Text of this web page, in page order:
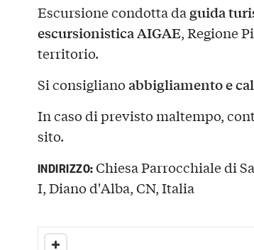
Escursione condotta daguida
escursionistica AIGAE, Regione
territorio.
Si consiglianoabbigliamento e
In caso di previsto maltempo,
sito.
INDIRIZZO:Chiesa Parrocchiale di
I, Diano d'Alba, CN, Italia